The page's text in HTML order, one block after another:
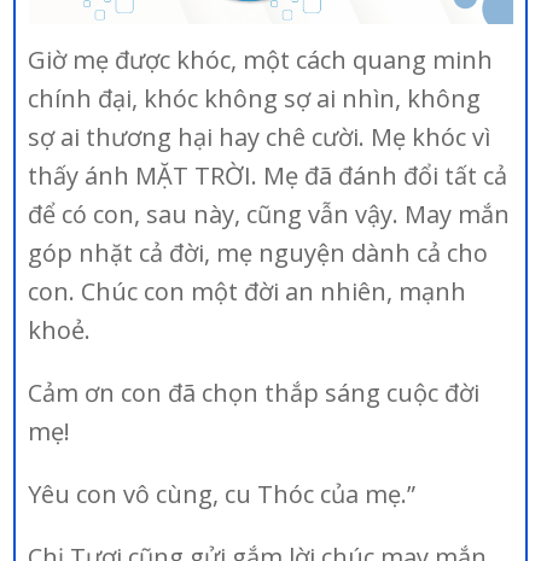
Giờ mẹ được khóc, một cách quang minh
chính đại, khóc không sợ ai nhìn, không
sợ ai thương hại hay chê cười. Mẹ khóc vì
thấy ánh MẶT TRỜI. Mẹ đã đánh đổi tất cả
để có con, sau này, cũng vẫn vậy. May mắn
góp nhặt cả đời, mẹ nguyện dành cả cho
con. Chúc con một đời an nhiên, mạnh
khoẻ.
Cảm ơn con đã chọn thắp sáng cuộc đời
mẹ!
Yêu con vô cùng, cu Thóc của mẹ.”